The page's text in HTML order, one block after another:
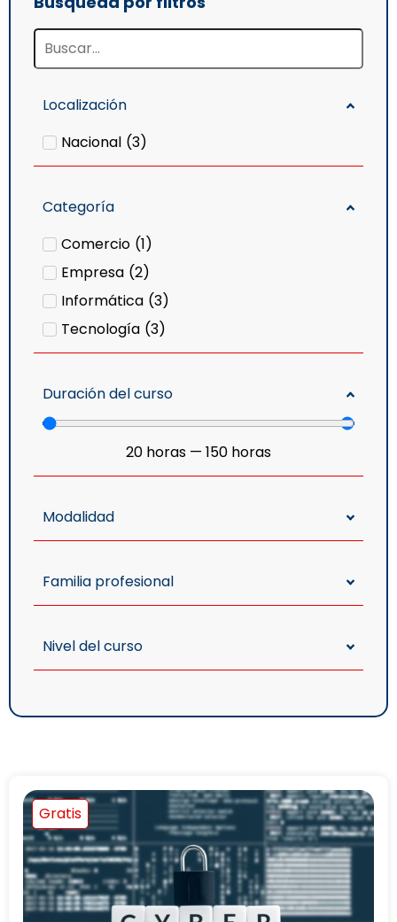
Localización
Nacional (3)
Categoría
Comercio (1)
Empresa (2)
Informática (3)
Tecnología (3)
Duración del curso
20 horas — 150 horas
Modalidad
Familia profesional
Nivel del curso
Gratis